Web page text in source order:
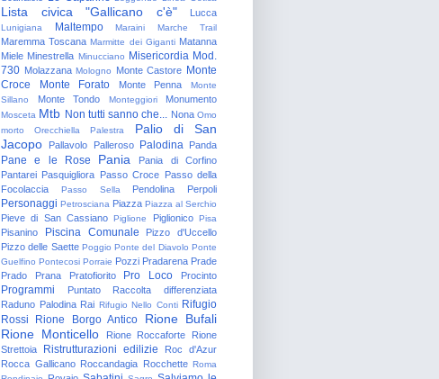
Lista civica "Gallicano c'è" Lucca
Lunigiana Maltempo Maraini Marche Trail
Maremma Toscana Marmitte dei Giganti Matanna
Miele Minestrella Minucciano Misericordia Mod.
730 Molazzana Mologno Monte Castore Monte
Croce
Monte Forato Monte Penna
Monte
Sillano
Monte Tondo Monteggiori Monumento
Mosceta Mtb Non tutti sanno che... Nona Omo
morto
Orecchiella Palestra
Palio di San
Jacopo
Pallavolo Palleroso Palodina Panda
Pane e le Rose Pania
Pania di Corfino
Pantarei Pasquigliora Passo Croce Passo della
Focolaccia
Passo Sella Pendolina Perpoli
Personaggi Petrosciana Piazza Piazza al Serchio
Pieve di San Cassiano Piglione Piglionico Pisa
Pisanino Piscina Comunale
Pizzo d'Uccello
Pizzo delle Saette Poggio Ponte del Diavolo Ponte
Guelfino Pontecosi Porraie Pozzi Pradarena Prade
Prado
Prana Pratofiorito Pro Loco Procinto
Programmi Puntato
Raccolta differenziata
Raduno Palodina Rai Rifugio Nello Conti Rifugio
Rossi
Rione Borgo Antico
Rione Bufali
Rione Monticello
Rione Roccaforte
Rione
Strettoia
Ristrutturazioni edilizie
Roc d'Azur
Rocca Gallicano Roccandagia Rocchette Roma